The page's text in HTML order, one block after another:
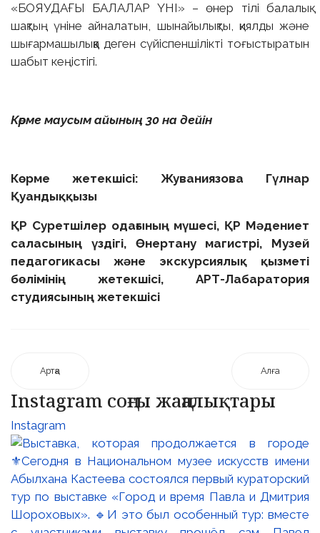
«БОЯУДАҒЫ БАЛАЛАР ҮНІ» – өнер тілі балалық
шақтың үніне айналатын, шынайылықты, қиялды және
шығармашылыққа деген сүйіспеншілікті тоғыстыратын
шабыт кеңістігі.
Көрме маусым айының 30 на дейін
Көрме жетекшісі: Жуваниязова Гүлнар
Қуандыққызы
ҚР Суретшілер одағының мүшесі, ҚР Мәдениет
саласының үздігі, Өнертану магистрі, Музей
педагогикасы және экскурсиялық қызметі
бөлімінің жетекшісі, АРТ-Лабаратория
студиясының жетекшісі
Артқа Алға
Instagram соңғы жаңалықтары
Instagram